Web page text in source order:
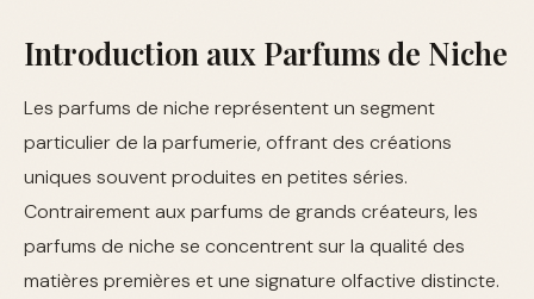
Introduction aux Parfums de Niche
Les parfums de niche représentent un segment
particulier de la parfumerie, offrant des créations
uniques souvent produites en petites séries.
Contrairement aux parfums de grands créateurs, les
parfums de niche se concentrent sur la qualité des
matières premières et une signature olfactive distincte.